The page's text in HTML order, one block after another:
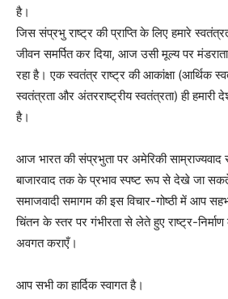
है।
जिस संप्रभु राष्ट्र की प्राप्ति के लिए हमारे
जीवन समर्पित कर दिया, आज उसी मूल्य पर
रहा है। एक स्वतंत्र राष्ट्र की आकांक्षा (आर्थिक
स्वतंत्रता और अंतरराष्ट्रीय स्वतंत्रता) ही हमारी
है।
आज भारत की संप्रभुता पर अमेरिकी
बाजारवाद तक के प्रभाव स्पष्ट रूप से देखे जा
समाजवादी समागम की इस विचार-गोष्ठी में आप
चिंतन के स्तर पर गंभीरता से लेते हुए राष्ट्र-
अवगत कराएँ।
आप सभी का हार्दिक स्वागत है।